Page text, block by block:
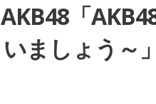
AKB48「
いましょう～